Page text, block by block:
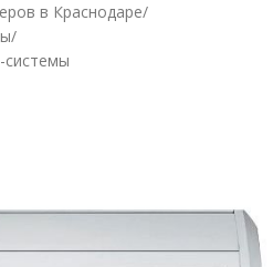
в Краснодаре/
/